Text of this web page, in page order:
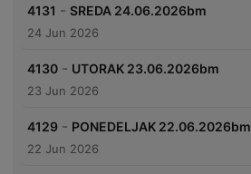
4131 - SREDA 24.06.2026bm
24 Jun 2026
4130 - UTORAK 23.06.2026bm
23 Jun 2026
4129 - PONEDELJAK 22.06.2026bm
22 Jun 2026